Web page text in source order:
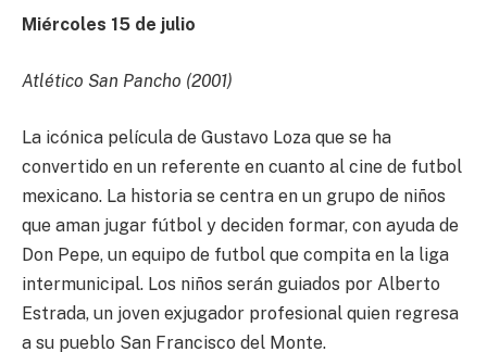
Miércoles 15 de julio
Atlético San Pancho (2001)
La icónica película de Gustavo Loza que se ha
convertido en un referente en cuanto al cine de futbol
mexicano. La historia se centra en un grupo de niños
que aman jugar fútbol y deciden formar, con ayuda de
Don Pepe, un equipo de futbol que compita en la liga
intermunicipal. Los niños serán guiados por Alberto
Estrada, un joven exjugador profesional quien regresa
a su pueblo San Francisco del Monte.